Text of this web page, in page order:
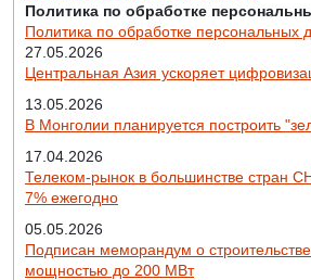
Политика по обработке
Политика по обработке персональных
27.05.2026
Центральная Азия ускоряет
13.05.2026
В Монголии планируется построить
17.04.2026
Телеком-рынок в большинстве стран
7% ежегодно
05.05.2026
Подписан меморандум о
мощностью до 200 МВт